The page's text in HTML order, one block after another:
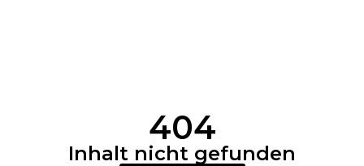
404
Inhalt nicht gefunden